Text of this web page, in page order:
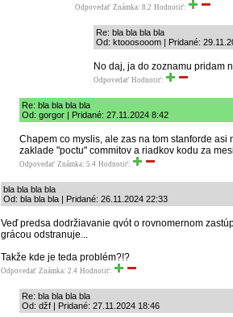
Odpovedať Známka: 8.2 Hodnotiť:
Re: bla bla bla bla
Od: ktooosooom | Pridané:
No daj, ja do zoznamu pridam
Odpovedať Hodnotiť:
Re: bla bla bla bla
Od: gorgor | Pridané: 27.11.2024 8:42
Chapem co myslis, ale zas na tom stanforde
zaklade "poctu" commitov a riadkov kodu za
Odpovedať Známka: 5.4 Hodnotiť:
bla bla bla bla
Od: bla bla bla | Pridané: 26.11.2024 22:33
Veď predsa dodržiavanie qvót o rovnomernom
grácou odstranuje...
Takže kde je teda problém?!?
Odpovedať Známka: 2.4 Hodnotiť:
Re: bla bla bla bla
Od: džf | Pridané: 27.11.2024 18:46